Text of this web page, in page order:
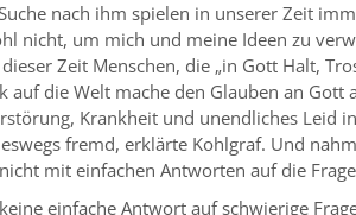
nach ihm spielen in unserer Zeit
nicht, um mich und meine Ideen zu
Zeit Menschen, die „in Gott Halt,
auf die Welt mache den Glauben an Gott
Krankheit und unendliches Leid
fremd, erklärte Kohlgraf. Und
mit einfachen Antworten auf die
einfache Antwort auf schwierige